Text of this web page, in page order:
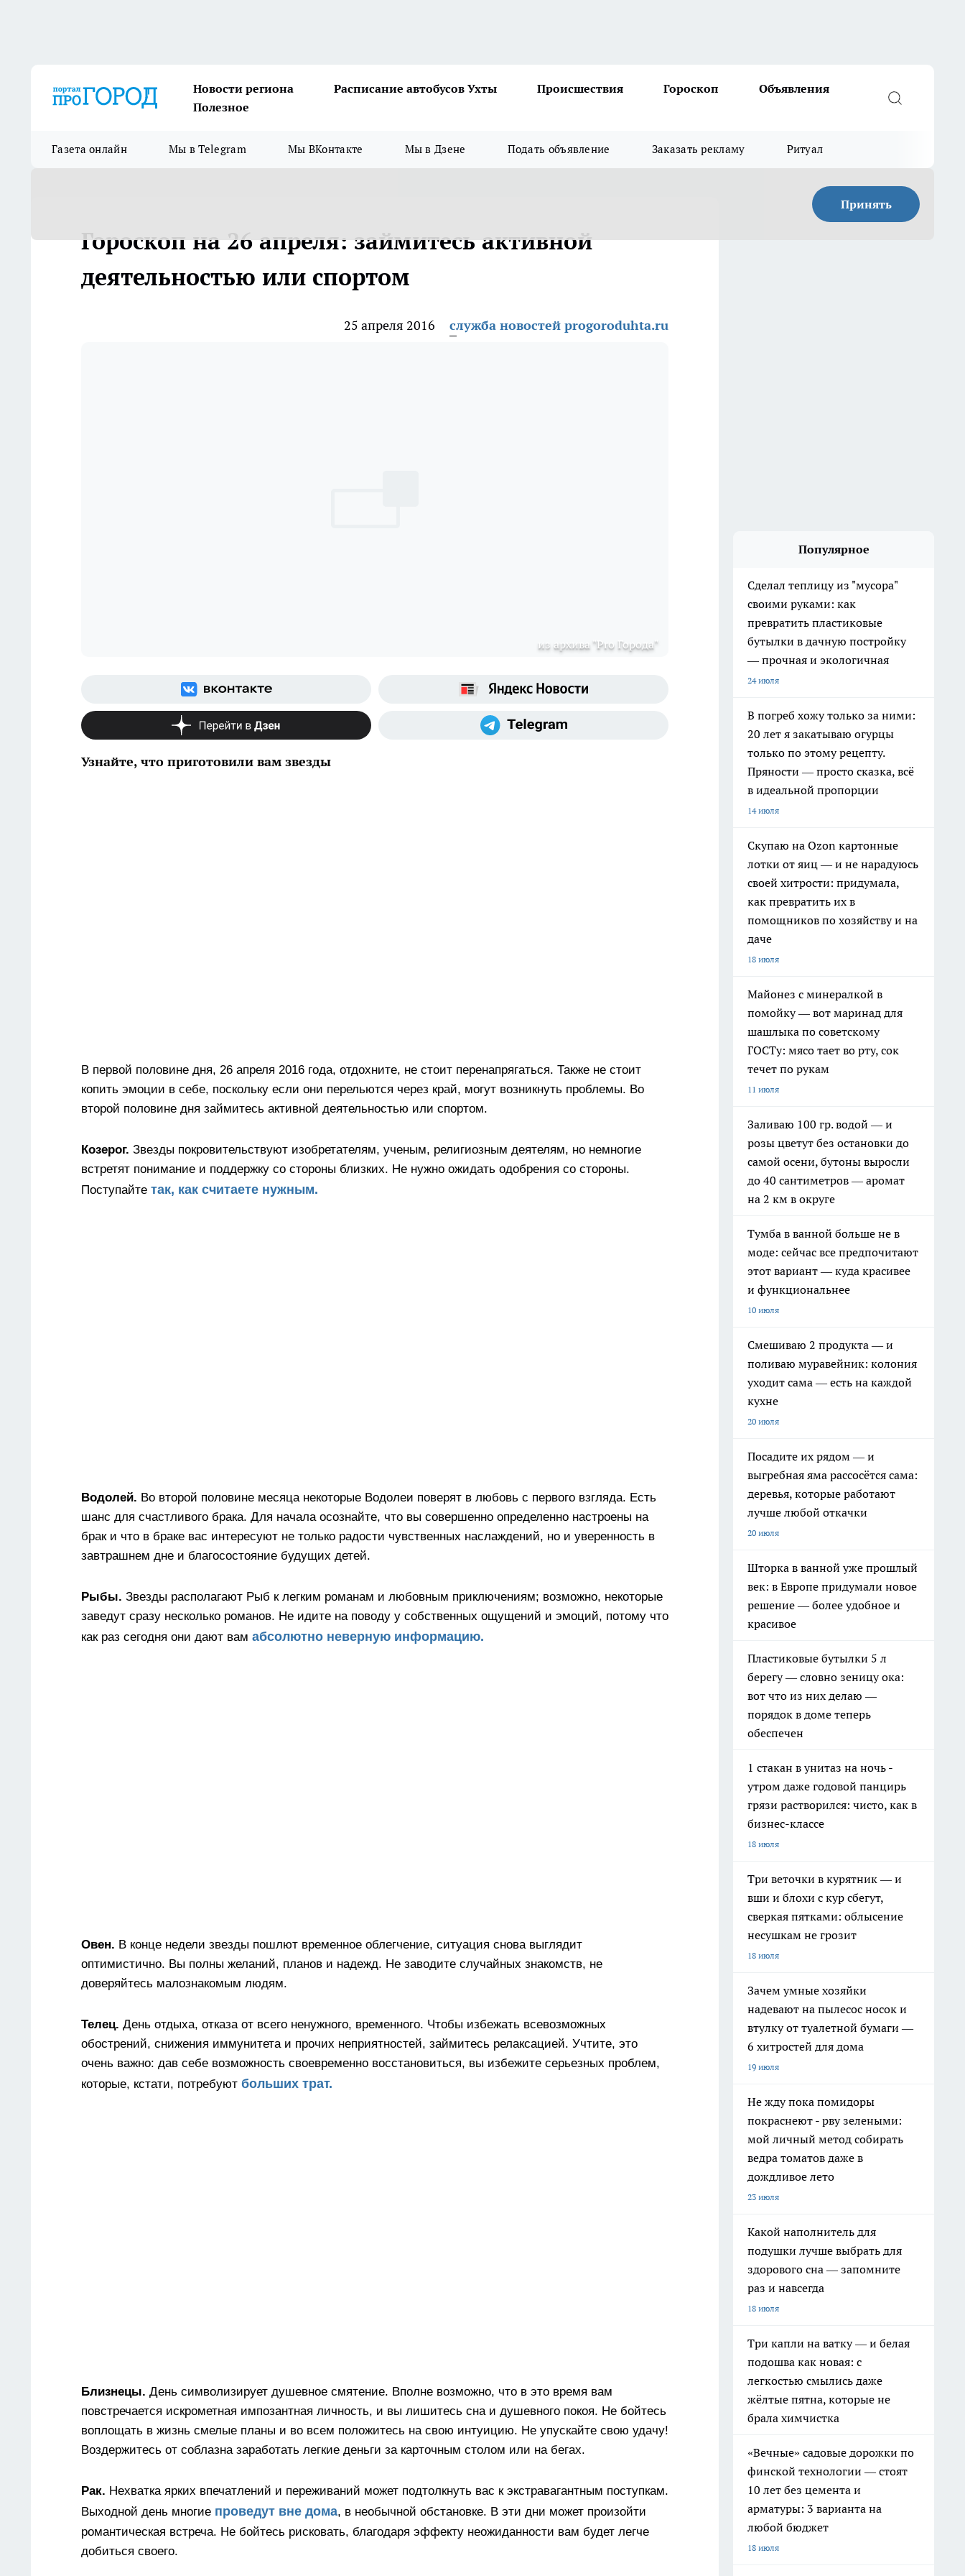
Новости региона Расписание автобусов Ухты Происшествия Гороскоп
Объявления
Полезное
Газета онлайн Мы в Telegram Мы ВКонтакте Мы в Дзене Подать объявление Заказать рекламу Ритуал
Принять
Гороскоп на 26 апреля: займитесь активной
деятельностью или спортом
25 апреля 2016 служба новостей progoroduhta.ru
из архива "Pro Города"
Узнайте, что приготовили вам звезды
В первой половине дня, 26 апреля 2016 года, отдохните, не стоит перенапрягаться. Также не стоит
копить эмоции в себе, поскольку если они перельются через край, могут возникнуть проблемы. Во
второй половине дня займитесь активной деятельностью или спортом.
Козерог. Звезды покровительствуют изобретателям, ученым, религиозным деятелям, но немногие
встретят понимание и поддержку со стороны близких. Не нужно ожидать одобрения со стороны.
Поступайте так, как считаете нужным.
Водолей. Во второй половине месяца некоторые Водолеи поверят в любовь с первого взгляда. Есть
шанс для счастливого брака. Для начала осознайте, что вы совершенно определенно настроены на
брак и что в браке вас интересуют не только радости чувственных наслаждений, но и уверенность в
завтрашнем дне и благосостояние будущих детей.
Рыбы. Звезды располагают Рыб к легким романам и любовным приключениям; возможно, некоторые
заведут сразу несколько романов. Не идите на поводу у собственных ощущений и эмоций, потому что
как раз сегодня они дают вам абсолютно неверную информацию.
Овен. В конце недели звезды пошлют временное облегчение, ситуация снова выглядит
оптимистично. Вы полны желаний, планов и надежд. Не заводите случайных знакомств, не
доверяйтесь малознакомым людям.
Телец. День отдыха, отказа от всего ненужного, временного. Чтобы избежать всевозможных
обострений, снижения иммунитета и прочих неприятностей, займитесь релаксацией. Учтите, это
очень важно: дав себе возможность своевременно восстановиться, вы избежите серьезных проблем,
которые, кстати, потребуют больших трат.
Близнецы. День символизирует душевное смятение. Вполне возможно, что в это время вам
повстречается искрометная импозантная личность, и вы лишитесь сна и душевного покоя. Не бойтесь
воплощать в жизнь смелые планы и во всем положитесь на свою интуицию. Не упускайте свою удачу!
Воздержитесь от соблазна заработать легкие деньги за карточным столом или на бегах.
Рак. Нехватка ярких впечатлений и переживаний может подтолкнуть вас к экстравагантным поступкам.
Выходной день многие проведут вне дома, в необычной обстановке. В эти дни может произойти
романтическая встреча. Не бойтесь рисковать, благодаря эффекту неожиданности вам будет легче
добиться своего.
Популярное
Сделал теплицу из "мусора"
своими руками: как
превратить пластиковые
бутылки в дачную постройку
— прочная и экологичная
24 июля
В погреб хожу только за ними:
20 лет я закатываю огурцы
только по этому рецепту.
Пряности — просто сказка, всё
в идеальной пропорции
14 июля
Скупаю на Ozon картонные
лотки от яиц — и не нарадуюсь
своей хитрости: придумала,
как превратить их в
помощников по хозяйству и на
даче
18 июля
Майонез с минералкой в
помойку — вот маринад для
шашлыка по советскому
ГОСТу: мясо тает во рту, сок
течет по рукам
11 июля
Заливаю 100 гр. водой — и
розы цветут без остановки до
самой осени, бутоны выросли
до 40 сантиметров — аромат
на 2 км в округе
Тумба в ванной больше не в
моде: сейчас все предпочитают
этот вариант — куда красивее
и функциональнее
10 июля
Смешиваю 2 продукта — и
поливаю муравейник: колония
уходит сама — есть на каждой
кухне
20 июля
Посадите их рядом — и
выгребная яма рассосётся сама:
деревья, которые работают
лучше любой откачки
20 июля
Шторка в ванной уже прошлый
век: в Европе придумали новое
решение — более удобное и
красивое
Пластиковые бутылки 5 л
берегу — словно зеницу ока:
вот что из них делаю —
порядок в доме теперь
обеспечен
1 стакан в унитаз на ночь -
утром даже годовой панцирь
грязи растворился: чисто, как в
бизнес-классе
18 июля
Три веточки в курятник — и
вши и блохи с кур сбегут,
сверкая пятками: облысение
несушкам не грозит
18 июля
Зачем умные хозяйки
надевают на пылесос носок и
втулку от туалетной бумаги —
6 хитростей для дома
19 июля
Не жду пока помидоры
покраснеют - рву зелеными:
мой личный метод собирать
ведра томатов даже в
дождливое лето
23 июля
Какой наполнитель для
подушки лучше выбрать для
здорового сна — запомните
раз и навсегда
18 июля
Три капли на ватку — и белая
подошва как новая: с
легкостью смылись даже
жёлтые пятна, которые не
брала химчистка
«Вечные» садовые дорожки по
финской технологии — стоят
10 лет без цемента и
арматуры: 3 варианта на
любой бюджет
18 июля